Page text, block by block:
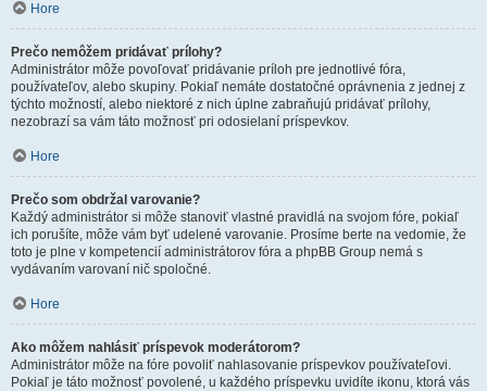
Hore
Prečo nemôžem pridávať prílohy?
Administrátor môže povoľovať pridávanie príloh pre jednotlivé fóra,
používateľov, alebo skupiny. Pokiaľ nemáte dostatočné oprávnenia z jednej z
týchto možností, alebo niektoré z nich úplne zabraňujú pridávať prílohy,
nezobrazí sa vám táto možnosť pri odosielaní príspevkov.
Hore
Prečo som obdržal varovanie?
Každý administrátor si môže stanoviť vlastné pravidlá na svojom fóre, pokiaľ
ich porušíte, môže vám byť udelené varovanie. Prosíme berte na vedomie, že
toto je plne v kompetencií administrátorov fóra a phpBB Group nemá s
vydávaním varovaní nič spoločné.
Hore
Ako môžem nahlásiť príspevok moderátorom?
Administrátor môže na fóre povoliť nahlasovanie príspevkov používateľovi.
Pokiaľ je táto možnosť povolené, u každého príspevku uvidíte ikonu, ktorá vás